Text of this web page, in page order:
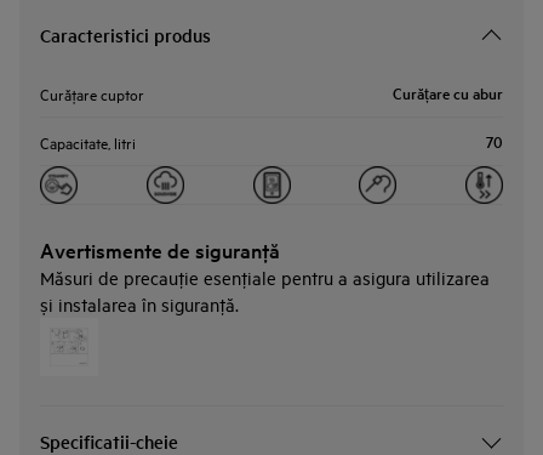
Caracteristici produs
Curăţare cuptor Curățare cu abur
Capacitate, litri 70
Avertismente de siguranţă
Măsuri de precauţie esenţiale pentru a asigura utilizarea
și instalarea în siguranţă.
Specificatii-cheie